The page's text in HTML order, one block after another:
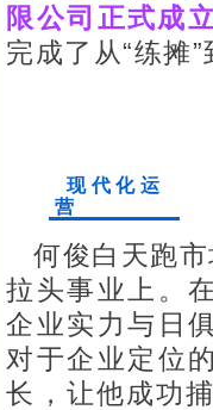
限公司正式成
完成了从“练摊
现代化运
营
何俊白天跑市
拉头事业上。
企业实力与日
对于企业定位
长，让他成功